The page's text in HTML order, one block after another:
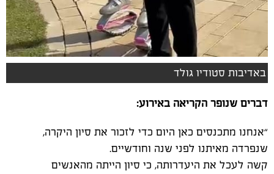
באדיבות סטודיו גולד
דברים שנופר הקריאה באירוע:
“אנחנו מתכנסים כאן היום כדי לזכור את סיון היקרה,
שנפרדה מאיתנו לפני שנה וחודשיים.
קשה לעכל את היעדרותה, כי סיון הייתה מהאנשים